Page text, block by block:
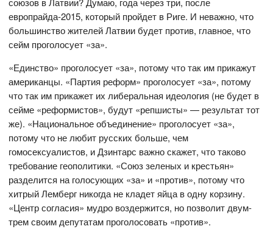
европрайда-2015, который пройдет в Риге. И неважно, что
большинство жителей Латвии будет против, главное, что
сейм проголосует «за».
«Единство» проголосует «за», потому что так им прикажут
американцы. «Партия реформ» проголосует «за», потому
что так им прикажет их либеральная идеология (не будет в
сейме «реформистов», будут «репшисты» — результат тот
же). «Национальное объединение» проголосует «за»,
потому что не любит русских больше, чем
гомосексуалистов, и Дзинтарс важно скажет, что таково
требование геополитики. «Союз зеленых и крестьян»
разделится на голосующих «за» и «против», потому что
хитрый Лемберг никогда не кладет яйца в одну корзину.
«Центр согласия» мудро воздержится, но позволит двум-
трем своим депутатам проголосовать «против».